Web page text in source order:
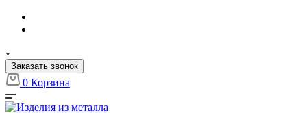
Заказать звонок
0 Корзина